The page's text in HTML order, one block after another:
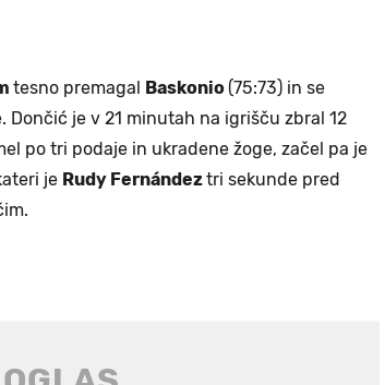
tesno premagal Baskonio (75:73) in se
je v 21 minutah na igrišču zbral 12
po tri podaje in ukradene žoge, začel pa je
je Rudy Fernándeztri sekunde pred